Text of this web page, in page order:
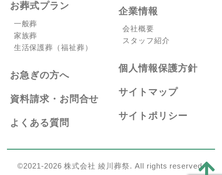
お葬式プラン
一般葬
家族葬
生活保護葬（福祉葬）
お急ぎの方へ
資料請求・お問合せ
よくある質問
企業情報
会社概要
スタッフ紹介
個人情報保護方針
サイトマップ
サイトポリシー
©2021-2026 株式会社 綾川葬祭. All rights reserved.